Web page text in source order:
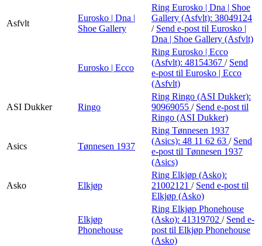
Asfvlt
Eurosko | Dna |
Shoe Gallery
Ring Eurosko | Dna | Shoe
Gallery (Asfvlt): 38049124
/ Send e-post til Eurosko |
Dna | Shoe Gallery (Asfvlt)
Eurosko | Ecco
Ring Eurosko | Ecco
(Asfvlt): 48154367 / Send
e-post til Eurosko | Ecco
(Asfvlt)
ASI Dukker Ringo
Ring Ringo (ASI Dukker):
90969055 / Send e-post til
Ringo (ASI Dukker)
Asics Tønnesen 1937
Ring Tønnesen 1937
(Asics): 48 11 62 63 / Send
e-post til Tønnesen 1937
(Asics)
Asko Elkjøp
Ring Elkjøp (Asko):
21002121 / Send e-post til
Elkjøp (Asko)
Elkjøp
Phonehouse
Ring Elkjøp Phonehouse
(Asko): 41319702 / Send e-
post til Elkjøp Phonehouse
(Asko)